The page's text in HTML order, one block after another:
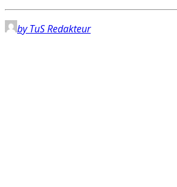
by TuS Redakteur